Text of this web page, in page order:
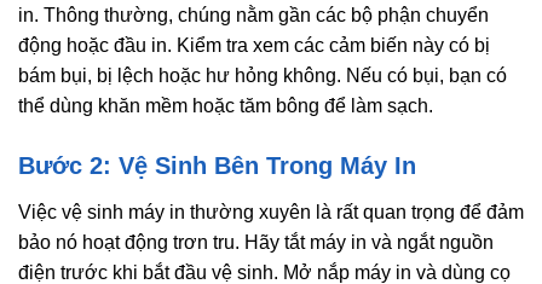
in. Thông thường, chúng nằm gần các bộ phận chuyển
động hoặc đầu in. Kiểm tra xem các cảm biến này có bị
bám bụi, bị lệch hoặc hư hỏng không. Nếu có bụi, bạn có
thể dùng khăn mềm hoặc tăm bông để làm sạch.
Bước 2: Vệ Sinh Bên Trong Máy In
Việc vệ sinh máy in thường xuyên là rất quan trọng để đảm
bảo nó hoạt động trơn tru. Hãy tắt máy in và ngắt nguồn
điện trước khi bắt đầu vệ sinh. Mở nắp máy in và dùng cọ